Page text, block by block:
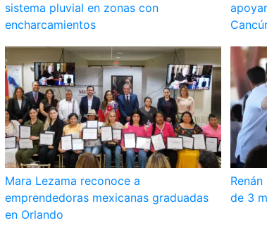
sistema pluvial en zonas con
encharcamientos
Mara Lezama reconoce a
emprendedoras mexicanas graduadas
en Orlando
de 3